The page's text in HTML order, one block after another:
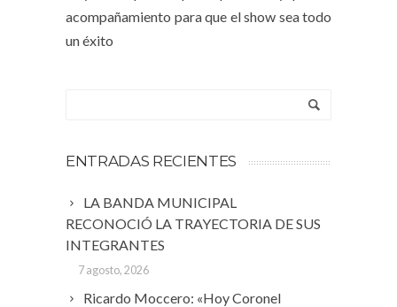
acompañamiento para que el show sea todo
un éxito
ENTRADAS RECIENTES
LA BANDA MUNICIPAL
RECONOCIÓ LA TRAYECTORIA DE SUS
INTEGRANTES
7 agosto, 2026
Ricardo Moccero: «Hoy Coronel